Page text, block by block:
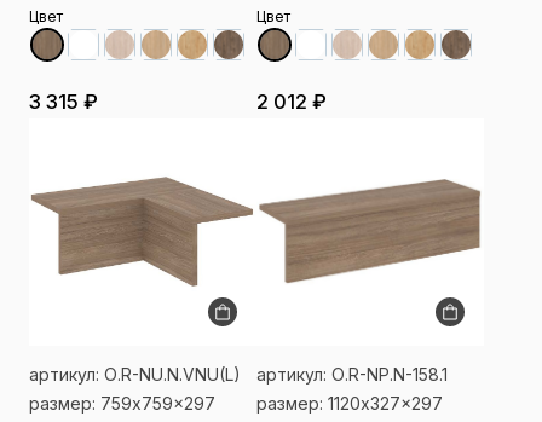
Цвет
3 315 ₽
Цвет
2 012 ₽
артикул: О.R-NU.N.VNU(L)
размер: 759x759x297
артикул: О.R-NP.N-158.1
размер: 1120x327x297